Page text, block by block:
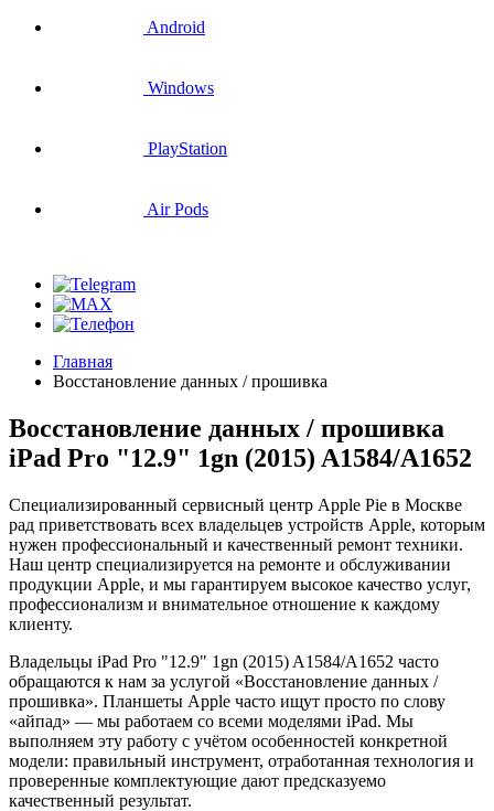
Android
Windows
PlayStation
Air Pods
Главная
Восстановление данных / прошивка
Восстановление данных / прошивка
iPad Pro "12.9" 1gn (2015) A1584/A1652
Специализированный сервисный центр Apple Pie в Москве
рад приветствовать всех владельцев устройств Apple, которым
нужен профессиональный и качественный ремонт техники.
Наш центр специализируется на ремонте и обслуживании
продукции Apple, и мы гарантируем высокое качество услуг,
профессионализм и внимательное отношение к каждому
клиенту.
Владельцы iPad Pro "12.9" 1gn (2015) A1584/A1652 часто
обращаются к нам за услугой «Восстановление данных /
прошивка». Планшеты Apple часто ищут просто по слову
«айпад» — мы работаем со всеми моделями iPad. Мы
выполняем эту работу с учётом особенностей конкретной
модели: правильный инструмент, отработанная технология и
проверенные комплектующие дают предсказуемо
качественный результат.